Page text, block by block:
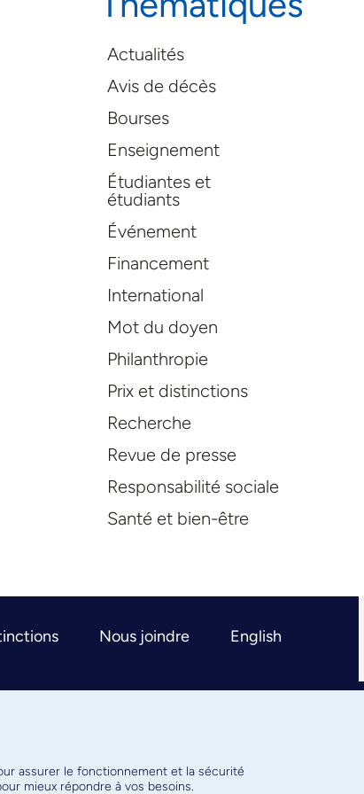
Actualités
Avis de décès
Bourses
Enseignement
Étudiantes et
étudiants
Événement
Financement
International
Mot du doyen
Philanthropie
Prix et distinctions
Recherche
Revue de presse
Responsabilité sociale
Santé et bien-être
Nous joindre English
assurer le fonctionnement et la sécurité
mieux répondre à vos besoins.